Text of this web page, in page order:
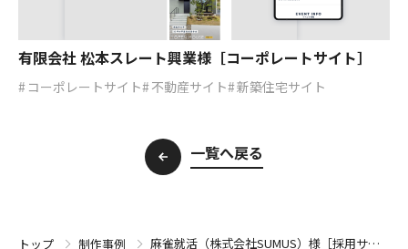
有限会社 松本スレート興業様［コーポレートサイト］
コーポレートサイト 不動産サイト 新築住宅サイト
一覧へ戻る
トップ 制作事例
麻雀就活（株式会社SUMUS）様［採用サイ